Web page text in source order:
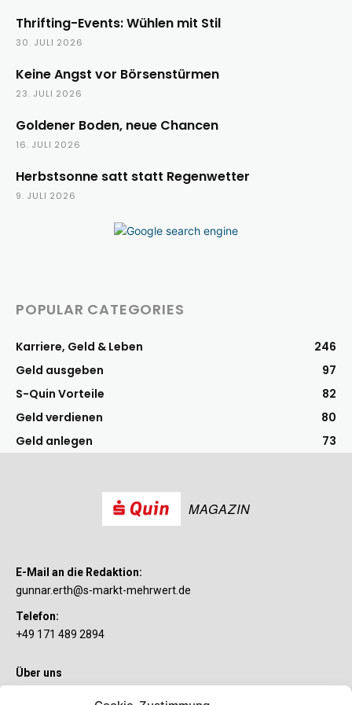
Thrifting-Events: Wühlen mit Stil
30. JULI 2026
Keine Angst vor Börsenstürmen
23. JULI 2026
Goldener Boden, neue Chancen
16. JULI 2026
Herbstsonne satt statt Regenwetter
9. JULI 2026
POPULAR CATEGORIES
Karriere, Geld & Leben
246
Geld ausgeben
97
S-Quin Vorteile
82
Geld verdienen
80
Geld anlegen
73
MAGAZIN
E-Mail an die Redaktion:
gunnar.erth@s-markt-mehrwert.de
Telefon:
+49 171 489 2894
Über uns